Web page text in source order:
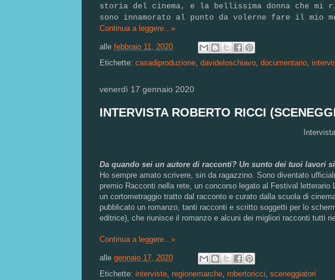
storia del cinema, e la bellissima donna che mi
sono innamorato al punto da volerne fare il mio
Continua a leggere...»
alle febbraio 11, 2020
Etichette: casadiproduzione davideloschiavo documentario
venerdì 17 gennaio 2020
INTERVISTA ROBERTO RICCI
Da quando sei un autore di racconti? Un sunto dei tuoi lavori
Ho sempre amato scrivere, sin da ragazzino. Sono diventato
premio Racconti nella rete, un concorso legato al Festival
un cortometraggio tratto dal racconto e curato dalla scuola di
pubblicato un romanzo, tanti racconti e scritto soggetti per lo
editrice), che riunisce il romanzo e alcuni dei migliori racconti tutti
Continua a leggere...»
alle gennaio 17, 2020
Etichette: interviste regionemarche robertoricci sceneggiatori